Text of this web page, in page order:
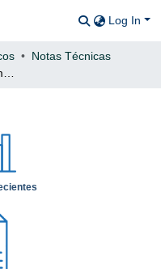
Log In
Notas Técnicas